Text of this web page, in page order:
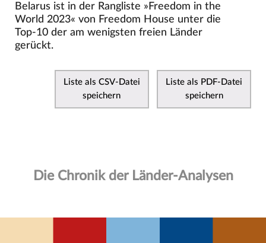
Belarus ist in der Rangliste »Freedom in the
World 2023« von Freedom House unter die
Top-10 der am wenigsten freien Länder
gerückt.
Liste als CSV-Datei
speichern
Liste als PDF-Datei
speichern
Die Chronik der Länder-Analysen